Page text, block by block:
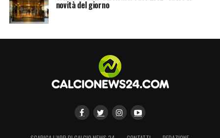
novità del giorno